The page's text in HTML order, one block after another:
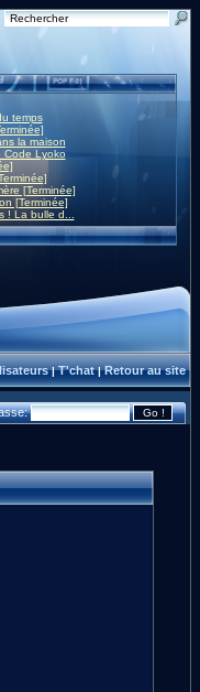
temps
la maison
Code Lyoko
[Terminée]
[Terminée]
! La bulle d...
|T'chat|Retour au site